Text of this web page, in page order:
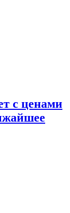
с ценами